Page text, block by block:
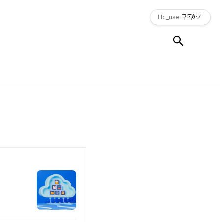
Ho_use 구독하기